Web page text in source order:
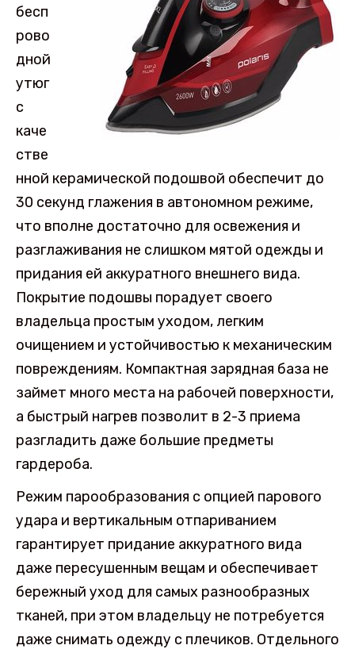
бесп
рово
дной
утюг
с
каче
стве
нной керамической подошвой обеспечит до
30 секунд глажения в автономном режиме,
что вполне достаточно для освежения и
разглаживания не слишком мятой одежды и
придания ей аккуратного внешнего вида.
Покрытие подошвы порадует своего
владельца простым уходом, легким
очищением и устойчивостью к механическим
повреждениям. Компактная зарядная база не
займет много места на рабочей поверхности,
а быстрый нагрев позволит в 2-3 приема
разгладить даже большие предметы
гардероба.
Режим парообразования с опцией парового
удара и вертикальным отпариванием
гарантирует придание аккуратного вида
даже пересушенным вещам и обеспечивает
бережный уход для самых разнообразных
тканей, при этом владельцу не потребуется
даже снимать одежду с плечиков. Отдельного